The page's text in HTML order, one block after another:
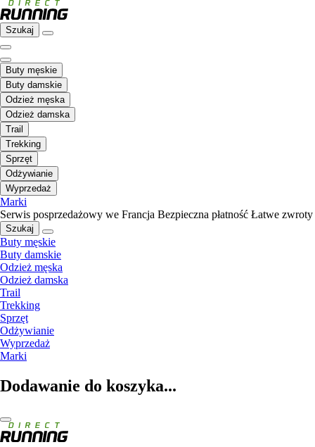
Szukaj
Buty męskie
Buty damskie
Odzież męska
Odzież damska
Trail
Trekking
Sprzęt
Odżywianie
Wyprzedaż
Marki
Serwis posprzedażowy we Francja Bezpieczna płatność Łatwe zwroty
Szukaj
Buty męskie
Buty damskie
Odzież męska
Odzież damska
Trail
Trekking
Sprzęt
Odżywianie
Wyprzedaż
Marki
Dodawanie do koszyka...